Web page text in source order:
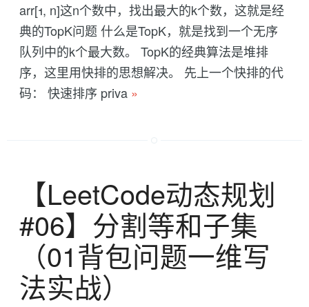
arr[1, n]这n个数中，找出最大的k个数，这就是经
典的TopK问题 什么是TopK，就是找到一个无序
队列中的k个最大数。 TopK的经典算法是堆排
序，这里用快排的思想解决。 先上一个快排的代
码： 快速排序 priva »
【LeetCode动态规划
#06】分割等和子集
（01背包问题一维写
法实战）